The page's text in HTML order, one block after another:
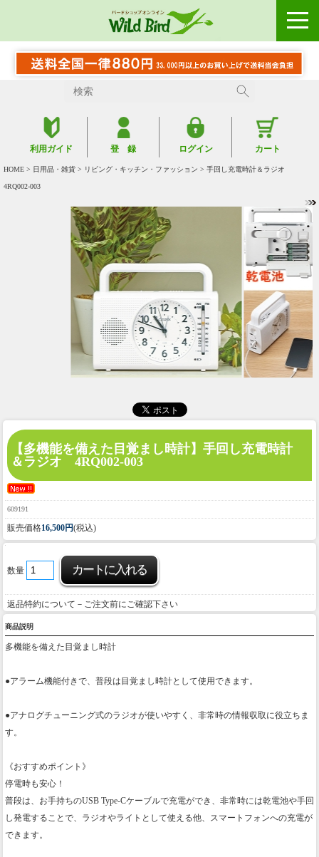
利用ガイド 登 録 ログイン カート
HOME > 日用品・雑貨 > リビング・キッチン・ファッション > 手回し充電時計＆ラジオ
4RQ002-003
【多機能を備えた目覚まし時計】 手回し充電時計
＆ラジオ 4RQ002-003
609191
販売価格16,500円(税込)
数量
返品特約について－ご注文前にご確認下さい
商品説明
多機能を備えた目覚まし時計
●アラーム機能付きで、普段は目覚まし時計として使用できます。
●アナログチューニング式のラジオが使いやすく、非常時の情報収取に役立ちま
す。
《おすすめポイント》
停電時も安心！
普段は、お手持ちのUSB Type-Cケーブルで充電ができ、非常時には乾電池や手回
し発電することで、ラジオやライトとして使える他、スマートフォンへの充電が
できます。